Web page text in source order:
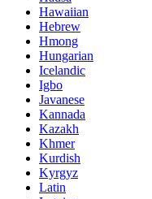
Hawaiian
Hebrew
Hmong
Hungarian
Icelandic
Igbo
Javanese
Kannada
Kazakh
Khmer
Kurdish
Kyrgyz
Latin